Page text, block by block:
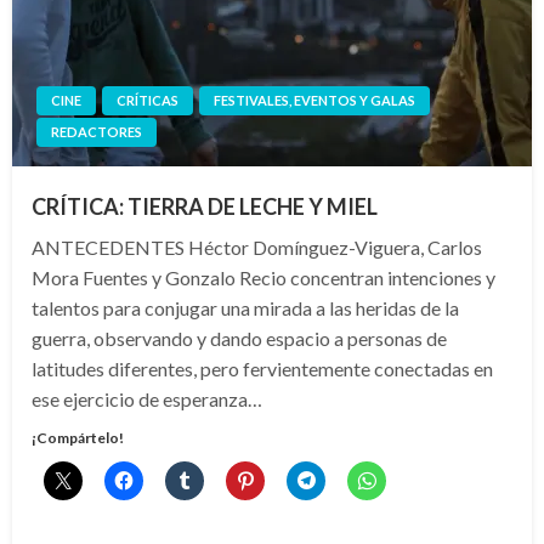
CINE CRÍTICAS
FESTIVALES, EVENTOS Y GALAS
REDACTORES
CRÍTICA: TIERRA DE LECHE Y MIEL
ANTECEDENTES Héctor Domínguez-Viguera, Carlos
Mora Fuentes y Gonzalo Recio concentran intenciones y
talentos para conjugar una mirada a las heridas de la
guerra, observando y dando espacio a personas de
latitudes diferentes, pero fervientemente conectadas en
ese ejercicio de esperanza…
¡Compártelo!